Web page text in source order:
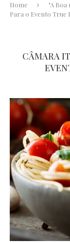
Home "A Boa
Para o Evento True
CÂMARA